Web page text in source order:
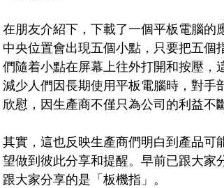
在朋友介紹下，下載了一個平板電腦的
中央位置會出現五個小點，只要把五
們隨着小點在屏幕上往外打開和按壓，
減少人們因長期使用平板電腦時，對手
欣慰，因生產商不僅只為公司的利益不
其實，這也反映生產商們明白到產品
望做到彼此分享和提醒。早前已跟大家
跟大家分享的是「板機指」。